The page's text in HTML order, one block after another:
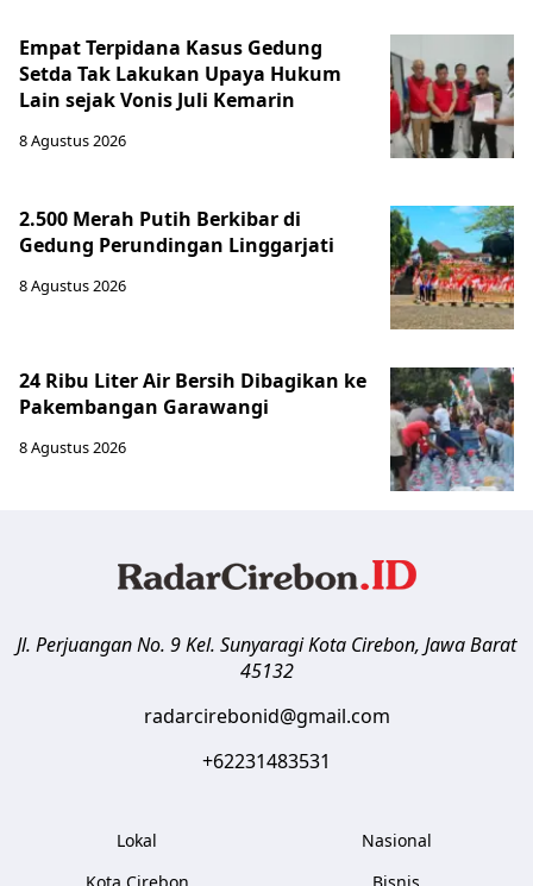
Empat Terpidana Kasus Gedung
Setda Tak Lakukan Upaya Hukum
Lain sejak Vonis Juli Kemarin
8 Agustus 2026
2.500 Merah Putih Berkibar di
Gedung Perundingan Linggarjati
8 Agustus 2026
24 Ribu Liter Air Bersih Dibagikan ke
Pakembangan Garawangi
8 Agustus 2026
Jl. Perjuangan No. 9 Kel. SunyaragiKota Cirebon, Jawa Barat
45132
radarcirebonid@gmail.com
+62231483531
Lokal
Nasional